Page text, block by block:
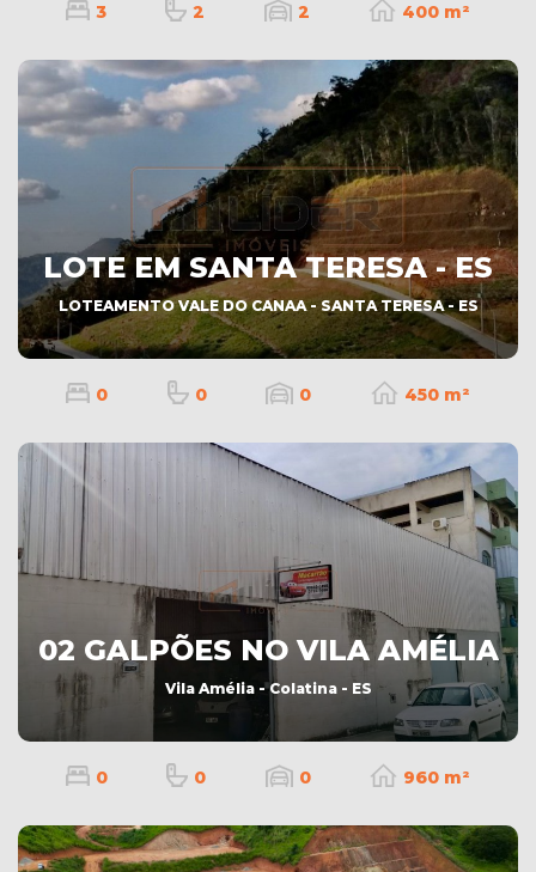
3 2 2 400 m²
LOTE EM SANTA TERESA - ES
LOTEAMENTO VALE DO CANAA - SANTA TERESA - ES
0 0 0 450 m²
02 GALPÕES NO VILA AMÉLIA
Vila Amélia - Colatina - ES
0 0 0 960 m²